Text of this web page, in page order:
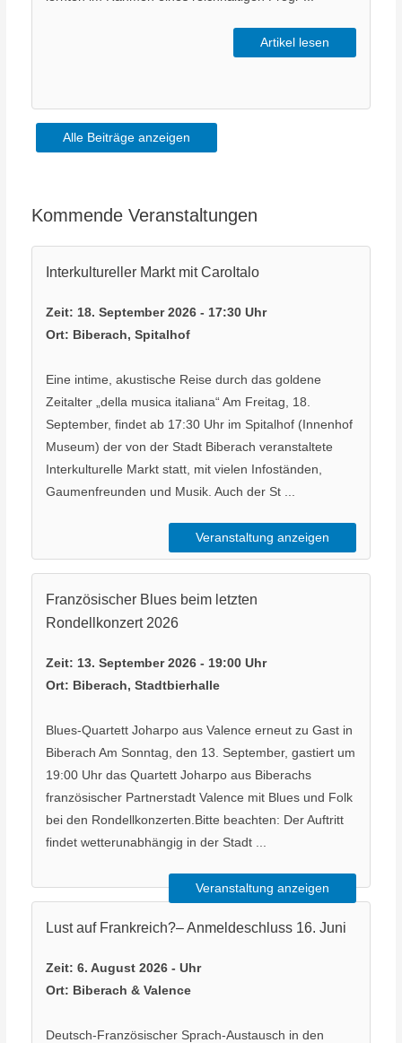
Artikel lesen
Alle Beiträge anzeigen
Kommende Veranstaltungen
Interkultureller Markt mit CaroItalo
Zeit: 18. September 2026 - 17:30 Uhr
Ort: Biberach, Spitalhof
Eine intime, akustische Reise durch das goldene
Zeitalter „della musica italiana“ Am Freitag, 18.
September, findet ab 17:30 Uhr im Spitalhof (Innenhof
Museum) der von der Stadt Biberach veranstaltete
Interkulturelle Markt statt, mit vielen Infoständen,
Gaumenfreunden und Musik. Auch der St ...
Veranstaltung anzeigen
Französischer Blues beim letzten
Rondellkonzert 2026
Zeit: 13. September 2026 - 19:00 Uhr
Ort: Biberach, Stadtbierhalle
Blues-Quartett Joharpo aus Valence erneut zu Gast in
Biberach Am Sonntag, den 13. September, gastiert um
19:00 Uhr das Quartett Joharpo aus Biberachs
französischer Partnerstadt Valence mit Blues und Folk
bei den Rondellkonzerten.Bitte beachten: Der Auftritt
findet wetterunabhängig in der Stadt ...
Veranstaltung anzeigen
Lust auf Frankreich?– Anmeldeschluss 16. Juni
Zeit: 6. August 2026 - Uhr
Ort: Biberach & Valence
Deutsch-Französischer Sprach-Austausch in den